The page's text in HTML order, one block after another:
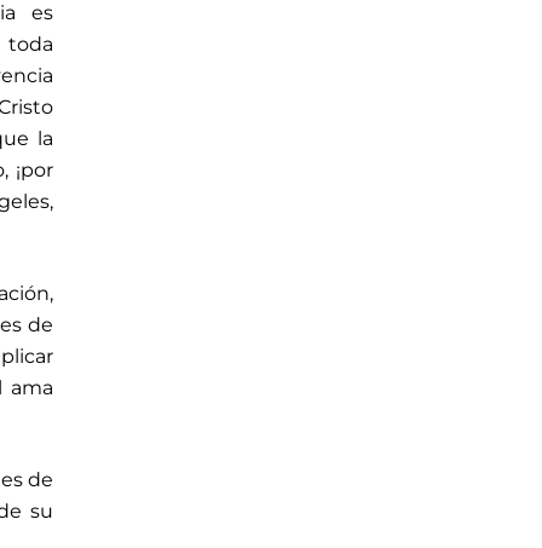
es
toda
la
¡por
de
ama
de
su